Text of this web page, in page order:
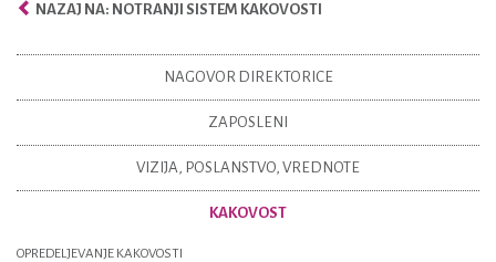
NAZAJ NA: NOTRANJI SISTEM KAKOVOSTI
NAGOVOR DIREKTORICE
ZAPOSLENI
VIZIJA, POSLANSTVO, VREDNOTE
KAKOVOST
OPREDELJEVANJE KAKOVOSTI